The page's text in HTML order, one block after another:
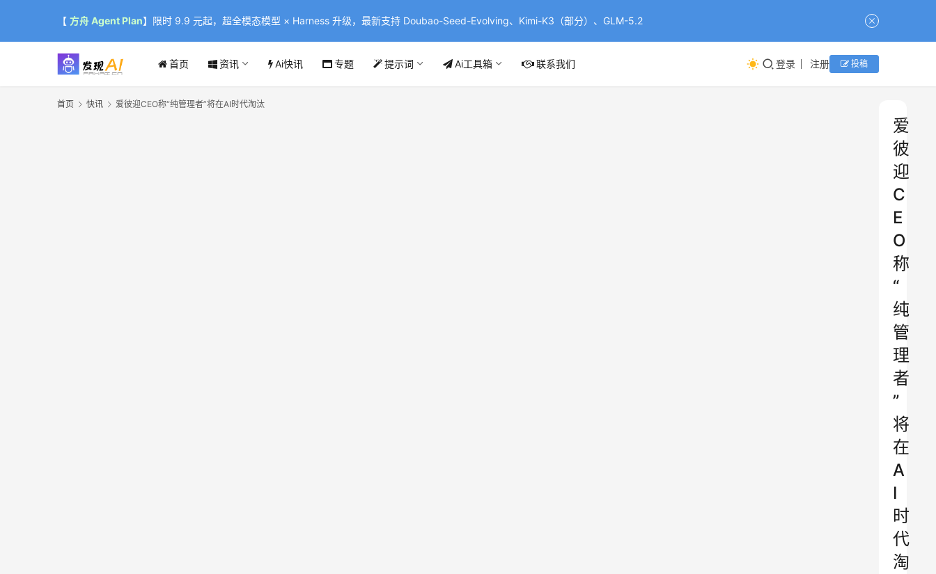
【 方舟 Agent Plan】限时 9.9 元起，超全模态模型 × Harness 升级，最新支持 Doubao-Seed-Evolving、Kimi-K3（部分）、GLM-5.2
首页 资讯 Ai快讯 专题 提示词 Ai工具箱 联系我们 登录 注册 投稿
首页 快讯 爱彼迎CEO称“纯管理者”将在AI时代淘汰
爱
彼
迎
C
E
O
称
“
纯
管
理
者
”
将
在
A
I
时
代
淘